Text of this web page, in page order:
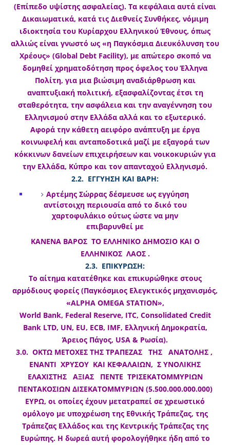
(Επίπεδο υψίστης ασφαλείας). Τα κεφάλαια αυτά είναι
Δικαιωματικά, κατά τις Διεθνείς Συνθήκες, νόμιμη
ιδιοκτησία του Κυρίαρχου Ελληνικού Έθνους, όπως
αλλιώς είναι γνωστό ως «η Παγκόσμια Διευκόλυνση του
Χρέους» (Global Debt Facility), με απώτερο σκοπό να
δομηθεί χρηματοδότηση προς όφελος του Έλληνα
Πολίτη, για μια βιώσιμη αναδιάρθρωση και
αναπτυξιακή πολιτική, εξασφαλίζοντας έτσι τη
σταθερότητα, την ασφάλεια και την αναγέννηση του
Ελληνισμού στην Ελλάδα αλλά και το εξωτερικό.
Αφορά την κάθετη αειφόρο ανάπτυξη με έργα
κοινωφελή και ανταποδοτικά μαζί με εξαγορά των
κόκκινων δανείων επιχειρήσεων και νοικοκυριών για
την Ελλάδα, Κύπρο και τον απανταχού Ελληνισμό.
2.2. ΕΓΓΥΗΣΗ ΚΑΙ ΒΑΡΗ:
Αρτέμης Σώρρας δέσμευσε ως εγγύηση
αντίστοιχη περιουσία από το δικό του
χαρτοφυλάκιο ούτως ώστε να μην
επιβαρυνθεί με
ΚΑΝΕΝΑ ΒΑΡΟΣ ΤΟ ΕΛΛΗΝΙΚΟ ΔΗΜΟΣΙΟ ΚΑΙ Ο
ΕΛΛΗΝΙΚΟΣ ΛΑΟΣ .
2.3. ΕΠΙΚΥΡΩΣΗ:
Το αίτημα κατατέθηκε και επικυρώθηκε στους
αρμόδιους φορείς (Παγκόσμιος Ελεγκτικός μηχανισμός,
«ALPHA OMEGA STATION»,
World Bank, Federal Reserve, ITC, Consolidated Credit
Bank LTD, UN, EU, ECB, IMF, Ελληνική Δημοκρατία,
Άρειος Πάγος, USA & Ρωσία).
3.0. ΟΚΤΩ ΜΕΤΟΧΕΣ ΤΗΣ ΤΡΑΠΕΖΑΣ ΤΗΣ ΑΝΑΤΟΛΗΣ ,
ΕΝΑΝΤΙ ΧΡΥΣΟΥ ΚΑΙ ΚΕΦΑΛΑΙΩΝ, Σ ΥΝΟΛΙΚΗΣ
ΕΛΑΧΙΣΤΗΣ ΑΞΙΑΣ ΠΕΝΤΕ ΤΡΙΣΕΚΑΤΟΜΜΥΡΙΩΝ
ΠΕΝΤΑΚΟΣΙΩΝ ΔΙΣΕΚΑΤΟΜΜΥΡΙΩΝ (5.500.000.000.000)
ΕΥΡΩ, οι οποίες έχουν μετατραπεί σε χρεωστικό
ομόλογο με υποχρέωση της Εθνικής Τράπεζας, της
Τράπεζας Ελλάδος και της Κεντρικής Τράπεζας της
Ευρώπης. Η δωρεά αυτή φορολογήθηκε ήδη από το